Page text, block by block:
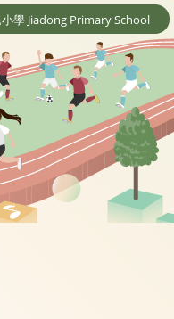
學 Jiadong Primary School